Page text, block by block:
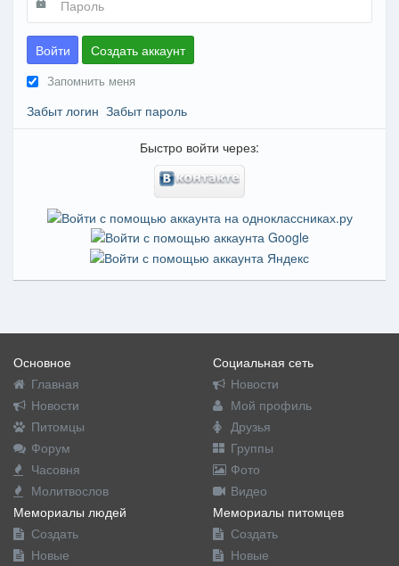
Войти Создать аккаунт
Запомнить меня
Забыт логин Забыт пароль
Быстро войти через:
Основное
Главная
Новости
Питомцы
Форум
Часовня
Молитвослов
Социальная сеть
Новости
Мой профиль
Друзья
Группы
Фото
Видео
Мемориалы людей
Создать
Новые
Мемориалы питомцев
Создать
Новые